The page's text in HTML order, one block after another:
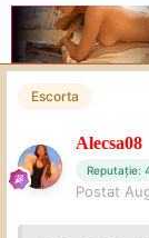
Escorta
Alecsa08
Reputație:
Postat